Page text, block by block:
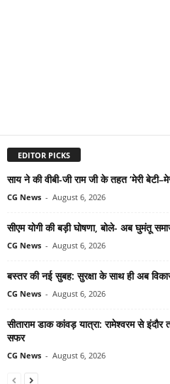
EDITOR PICKS
साय ने की वीबी-जी राम जी के तहत ‘मेरी
CG News - August 6, 2026
सीएम योगी की बड़ी घोषणा, बोले- अब घुमंतू
CG News - August 6, 2026
बस्तर की नई सुबह: सुरक्षा के साथ ही अब
CG News - August 6, 2026
सीताराम डाक कांवड़ यात्रा: रामेश्वरम से
सफर
CG News - August 6, 2026